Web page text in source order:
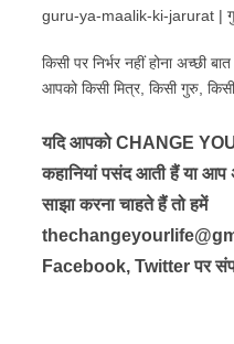
guru-ya-maalik-ki-jarurat |
किसी पर निर्भर नहीं होना अच्छी
आपको किसी मित्र, किसी गुरु,
यदि आपको CHANGE
कहानियां पसंद आती हैं या
साझा करना चाहते हैं तो हमें
Facebook, Twitter पर